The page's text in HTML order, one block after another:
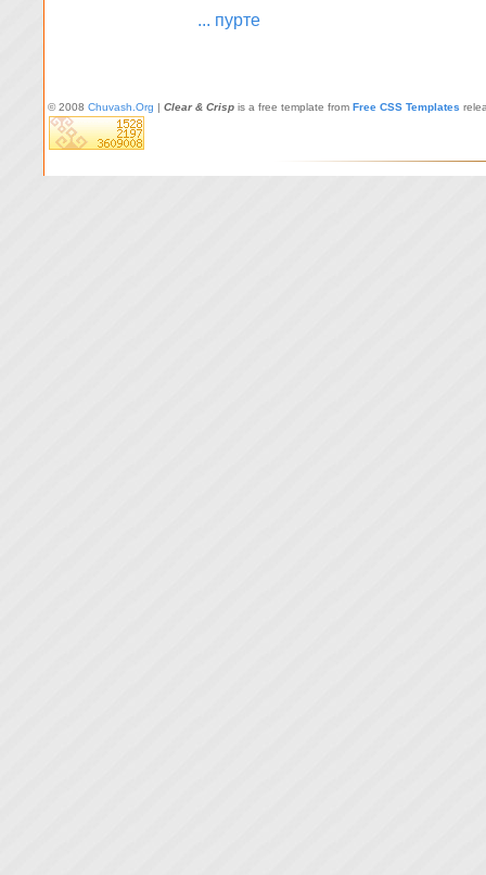
... пурте
© 2008 Chuvash.Org | Clear & Crisp is a free template from Free CSS Templates